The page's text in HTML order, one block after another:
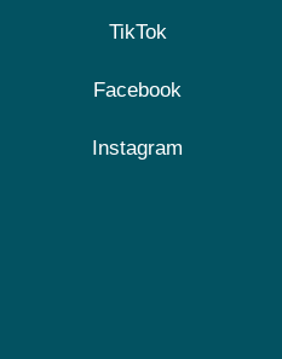
TikTok
Facebook
Instagram